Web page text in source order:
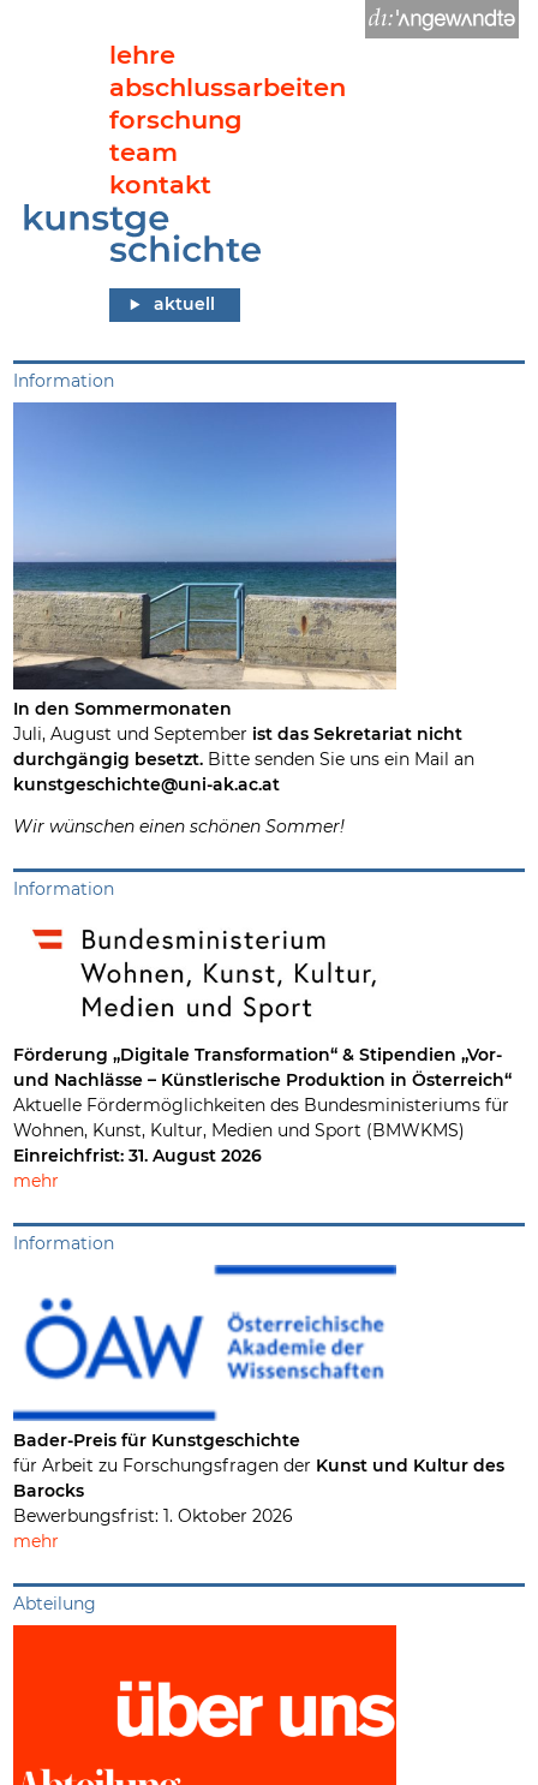
lehre
abschlussarbeiten
forschung
team
kontakt
Abteilung Kunstgeschichte der Universität für angewandte
News
Information
In den Sommermonaten
Juli, August und September ist das Sekretariat nicht
durchgängig besetzt. Bitte senden Sie uns ein Mail an
kunstgeschichte@uni-ak.ac.at
Wir wünschen einen schönen Sommer!
Information
Förderung „Digitale Transformation“ & Stipendien „Vor-
und Nachlässe – Künstlerische Produktion in Österreich“
Aktuelle Fördermöglichkeiten des Bundesministeriums für
Wohnen, Kunst, Kultur, Medien und Sport (BMWKMS)
Einreichfrist: 31. August 2026
mehr
Information
Bader-Preis für Kunstgeschichte
für Arbeit zu Forschungsfragen der Kunst und Kultur des
Barocks
Bewerbungsfrist: 1. Oktober 2026
mehr
Abteilung
aktuell